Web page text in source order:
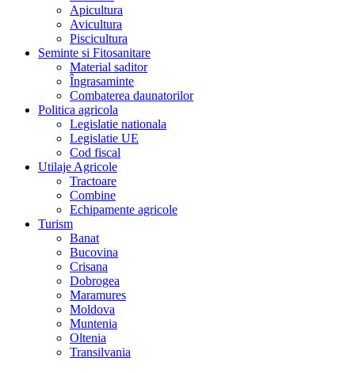
Apicultura
Avicultura
Piscicultura
Seminte si Fitosanitare
Material saditor
Îngrasaminte
Combaterea daunatorilor
Politica agricola
Legislatie nationala
Legislatie UE
Cod fiscal
Utilaje Agricole
Tractoare
Combine
Echipamente agricole
Turism
Banat
Bucovina
Crisana
Dobrogea
Maramures
Moldova
Muntenia
Oltenia
Transilvania